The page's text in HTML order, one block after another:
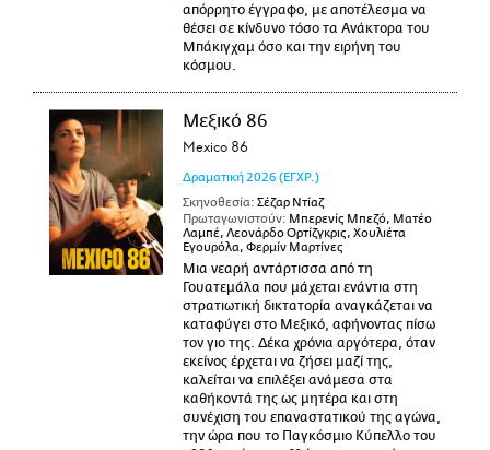
απόρρητο έγγραφο, με αποτέλεσμα να
θέσει σε κίνδυνο τόσο τα Ανάκτορα του
Μπάκιγχαμ όσο και την ειρήνη του
κόσμου.
Μεξικό 86
Mexico 86
Δραματική 2026 (ΕΓΧΡ.)
Σκηνοθεσία: Σέζαρ Ντίαζ
Πρωταγωνιστούν: Μπερενίς Μπεζό, Ματέο
Λαμπέ, Λεονάρδο Ορτίζγκρις, Χουλιέτα
Εγουρόλα, Φερμίν Μαρτίνες
Μια νεαρή αντάρτισσα από τη
Γουατεμάλα που μάχεται ενάντια στη
στρατιωτική δικτατορία αναγκάζεται να
καταφύγει στο Μεξικό, αφήνοντας πίσω
τον γιο της. Δέκα χρόνια αργότερα, όταν
εκείνος έρχεται να ζήσει μαζί της,
καλείται να επιλέξει ανάμεσα στα
καθήκοντά της ως μητέρα και στη
συνέχιση του επαναστατικού της αγώνα,
την ώρα που το Παγκόσμιο Κύπελλο του